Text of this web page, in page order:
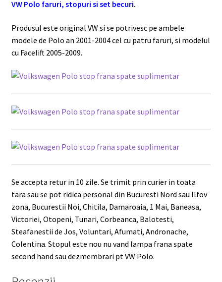
VW Polo faruri, stopuri si set becuri.
Produsul este original VW si se potrivesc pe ambele
modele de Polo an 2001-2004 cel cu patru faruri, si modelul
cu Facelift 2005-2009.
Se accepta retur in 10 zile. Se trimit prin curier in toata
tara sau se pot ridica personal din Bucuresti Nord sau Ilfov
zona, Bucurestii Noi, Chitila, Damaroaia, 1 Mai, Baneasa,
Victoriei, Otopeni, Tunari, Corbeanca, Balotesti,
Steafanestii de Jos, Voluntari, Afumati, Andronache,
Colentina. Stopul este nou nu vand lampa frana spate
second hand sau dezmembrari pt VW Polo.